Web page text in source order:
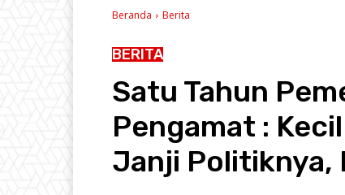
Beranda Berita
BERITA
Satu Tahun
Pengamat :
Janji Politiknya,